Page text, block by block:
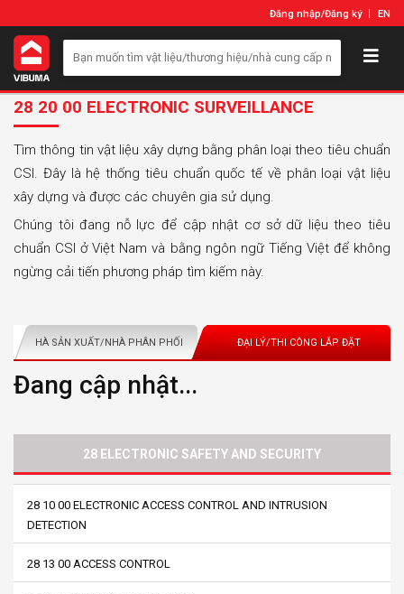
Đăng nhập/Đăng ký EN
28 20 00 ELECTRONIC SURVEILLANCE
Tìm thông tin vật liệu xây dựng bằng phân loại theo tiêu chuẩn
CSI. Đây là hệ thống tiêu chuẩn quốc tế về phân loại vật liệu
xây dựng và được các chuyên gia sử dụng.
Chúng tôi đang nỗ lực để cập nhật cơ sở dữ liệu theo tiêu
chuẩn CSI ở Việt Nam và bằng ngôn ngữ Tiếng Việt để không
ngừng cải tiến phương pháp tìm kiếm này.
NHÀ SẢN XUẤT/NHÀ PHÂN PHỐI ĐẠI LÝ/THI CÔNG LẮP ĐẶT
Đang cập nhật...
28 ELECTRONIC SAFETY AND SECURITY
28 10 00 ELECTRONIC ACCESS CONTROL AND INTRUSION
DETECTION
28 13 00 ACCESS CONTROL